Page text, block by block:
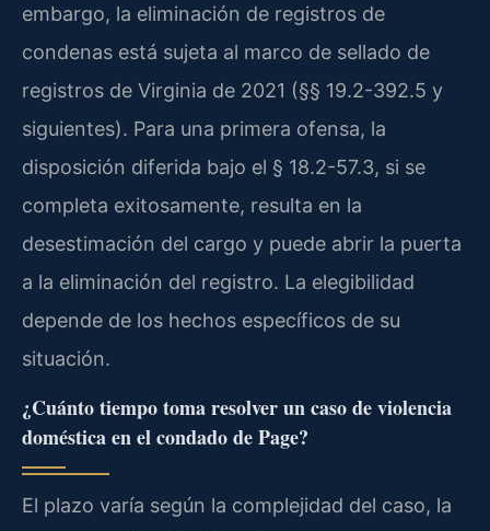
embargo, la eliminación de registros de
condenas está sujeta al marco de sellado de
registros de Virginia de 2021 (§§ 19.2-392.5 y
siguientes). Para una primera ofensa, la
disposición diferida bajo el § 18.2-57.3, si se
completa exitosamente, resulta en la
desestimación del cargo y puede abrir la puerta
a la eliminación del registro. La elegibilidad
depende de los hechos específicos de su
situación.
¿Cuánto tiempo toma resolver un caso de violencia
doméstica en el condado de Page?
El plazo varía según la complejidad del caso, la